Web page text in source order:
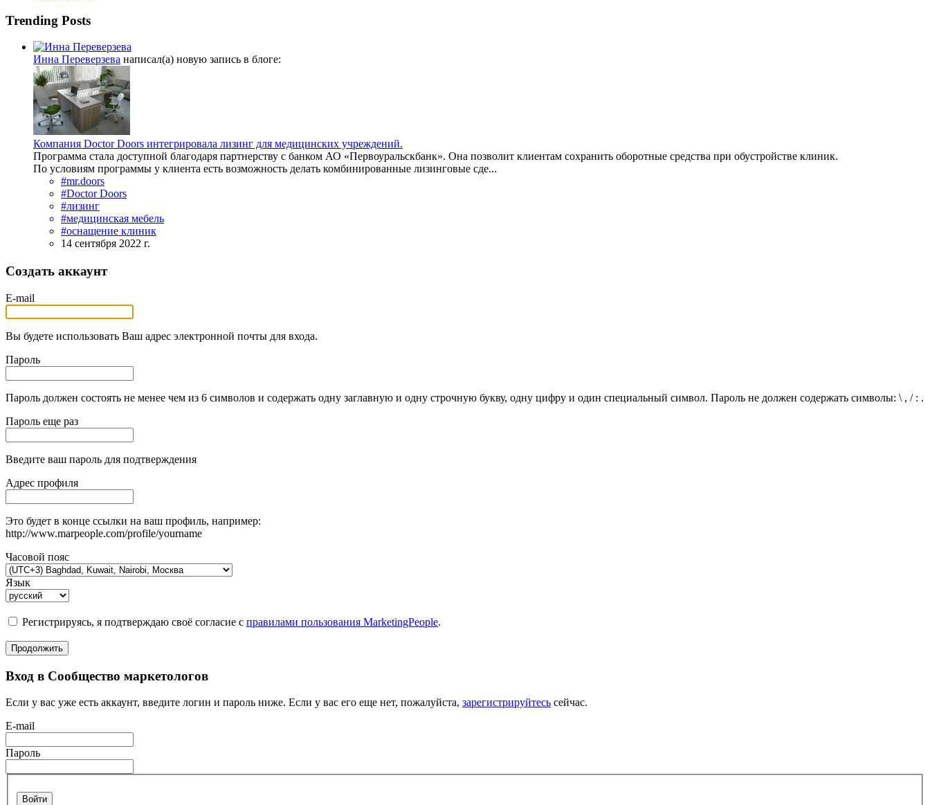
Trending Posts
Инна Переверзева написал(а) новую запись в блоге:
Компания Doctor Doors интегрировала лизинг для медицинских учреждений.
Программа стала доступной благодаря партнерству с банком АО «Первоуральскбанк». Она позволит клиентам сохранить оборотные средства при обустройстве клиник.
По условиям программы у клиента есть возможность делать комбинированные лизинговые сде...
#mr.doors
#Doctor Doors
#лизинг
#медицинская мебель
#оснащение клиник
14 сентября 2022 г.
Создать аккаунт
E-mail
Вы будете использовать Ваш адрес электронной почты для входа.
Пароль
Пароль должен состоять не менее чем из 6 символов и содержать одну заглавную и одну строчную букву, одну цифру и один специальный символ. Пароль не должен содержать символы: \ , / : .
Пароль еще раз
Введите ваш пароль для подтверждения
Адрес профиля
Это будет в конце ссылки на ваш профиль, например:
http://www.marpeople.com/profile/yourname
Часовой пояс
Язык
Регистрируясь, я подтверждаю своё согласие с правилами пользования MarketingPeople.
Продолжить
Вход в Сообщество маркетологов
Если у вас уже есть аккаунт, введите логин и пароль ниже. Если у вас его еще нет, пожалуйста, зарегистрируйтесь сейчас.
E-mail
Пароль
Войти